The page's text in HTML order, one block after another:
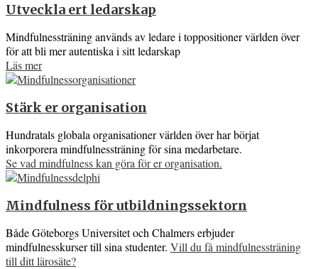
Utveckla ert ledarskap
Mindfulnessträning används av ledare i toppositioner världen över
för att bli mer autentiska i sitt ledarskap
Läs mer
Stärk er organisation
Hundratals globala organisationer världen över har börjat
inkorporera mindfulnessträning för sina medarbetare.
Se vad mindfulness kan göra för er organisation.
Mindfulness för utbildningssektorn
Både Göteborgs Universitet och Chalmers erbjuder
mindfulnesskurser till sina studenter. Vill du få mindfulnessträning
till ditt lärosäte?